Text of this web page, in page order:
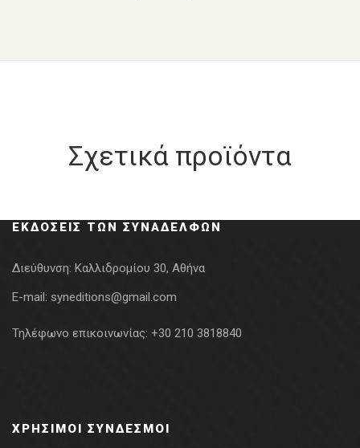
Σχετικά προϊόντα
ΕΚΔΌΣΕΙΣ ΤΩΝ ΣΥΝΑΔΈΛΦΩΝ
Διεύθυνση: Καλλιδρομίου 30, Αθήνα
E-mail: syneditions@gmail.com
Τηλέφωνο επικοινωνίας: +30 210 3818840
ΧΡΉΣΙΜΟΙ ΣΎΝΔΕΣΜΟΙ